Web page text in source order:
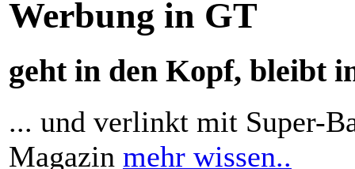
Werbung in GT
geht in den Kopf, bleibt
... und verlinkt mit Super-
Magazin mehr wissen..